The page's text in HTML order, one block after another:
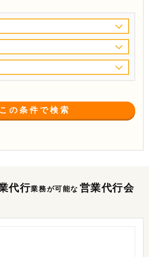
この条件で検索
代行業務が可能な 営業代行会